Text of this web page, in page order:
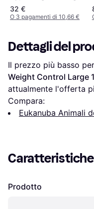
32 €
O 3 pagamenti di 10,66 €
Dettagli del
Il prezzo più basso per
Weight Control Large
attualmente l'offerta
Compara:
Eukanuba Animali
Caratteristiche
Prodotto